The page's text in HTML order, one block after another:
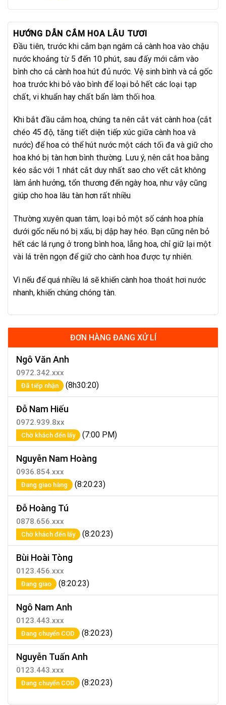
HƯỚNG DẪN CẮM HOA LÂU TƯƠI
Đầu tiên, trước khi cắm bạn ngâm cả cành hoa vào chậu
nước khoảng từ 5 đến 10 phút, sau đấy mới cắm vào
bình cho cả cành hoa hút đủ nước. Vệ sinh bình và cả gốc
hoa trước khi bỏ vào bình để loại bỏ hết các loại tạp
chất, vi khuẩn hay chất bẩn làm thối hoa.
Khi bắt đầu cắm hoa, chúng ta nên cắt vát cành hoa (cắt
chéo 45 độ, tăng tiết diện tiếp xúc giữa cành hoa và
nước) để hoa có thể hút nước một cách tối đa và giữ cho
hoa khó bị tàn hơn bình thường. Lưu ý, nên cắt hoa bằng
kéo sắc với 1 nhát cắt duy nhất sao cho vết cắt không
làm ảnh hưởng, tổn thương đến ngày hoa, như vậy cũng
giúp cho hoa lâu tàn hơn rất nhiều
Thường xuyên quan tâm, loại bỏ một số cánh hoa phía
dưới gốc nếu nó bị xấu, bị dập hay héo. Bạn cũng nên bỏ
hết các lá rụng ở trong bình hoa, lẵng hoa, chỉ giữ lại một
vài lá trên ngọn để giữ cho cành hoa được tự nhiên.
Vì nếu để quá nhiều lá sẽ khiến cành hoa thoát hơi nước
nhanh, khiến chúng chóng tàn.
ĐƠN HÀNG ĐANG XỬ LÍ
Ngô Văn Anh
0972.342.xxx
Đã tiếp nhận (8h30:20)
Đỗ Nam Hiếu
0972.939.8xx
Chờ khách đến lấy (7:00 PM)
Nguyễn Nam Hoàng
0936.854.xxx
Đang giao hàng (8:20:23)
Đỗ Hoàng Tú
0878.656.xxx
Chờ khách đến lấy (8:20:23)
Bùi Hoài Tòng
0123.456.xxx
Đang giao (8:20:23)
Ngô Nam Anh
0123.443.xxx
Đang chuyển COD (8:20:23)
Nguyễn Tuấn Anh
0123.443.xxx
Đang chuyển COD (8:20:23)